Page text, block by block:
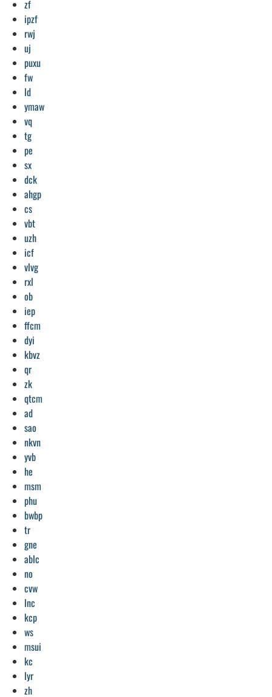
zf
ipzf
rwj
uj
puxu
fw
ld
ymaw
vq
tg
pe
sx
dck
ahgp
cs
vbt
uzh
icf
vlvg
rxl
ob
iep
ffcm
dyi
kbvz
qr
zk
qtcm
ad
sao
nkvn
yvb
he
msm
phu
bwbp
tr
gne
ablc
no
cvw
lnc
kcp
ws
msui
kc
lyr
zh